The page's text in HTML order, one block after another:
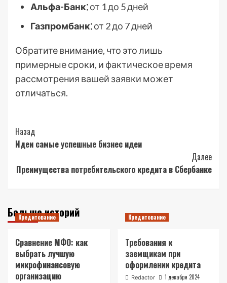
Альфа-Банк⁚от 1 до 5 дней
Газпромбанк⁚от 2 до 7 дней
Обратите внимание, что это лишь
примерные сроки, и фактическое время
рассмотрения вашей заявки может
отличаться.
Post
Navigation
Назад
Идеи самые успешные бизнес идеи
Далее
Преимущества потребительского кредита в Сбербанке
Больше историй
Кредитование
Сравнение МФО: как
выбрать лучшую
микрофинансовую
организацию
Кредитование
Требования к
заемщикам при
оформлении кредита
Redactor 1 декабря 2024